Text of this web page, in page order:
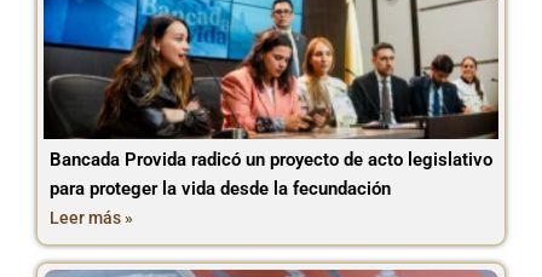
Bancada Provida radicó un proyecto de acto legislativo
para proteger la vida desde la fecundación
Leer más »